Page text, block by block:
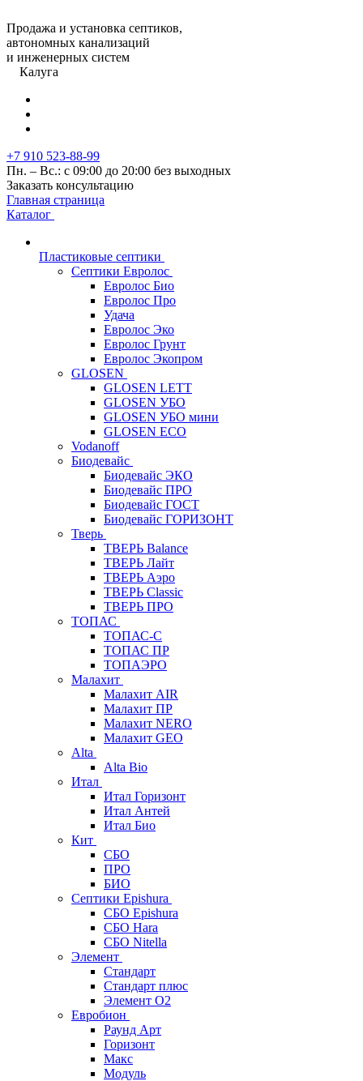
Продажа и установка септиков,
автономных канализаций
и инженерных систем
Калуга
+7 910 523-88-99
Пн. – Вс.: с 09:00 до 20:00 без выходных
Заказать консультацию
Главная страница
Каталог
Пластиковые септики
Септики Евролос
Евролос Био
Евролос Про
Удача
Евролос Эко
Евролос Грунт
Евролос Экопром
GLOSEN
GLOSEN LETT
GLOSEN УБО
GLOSEN УБО мини
GLOSEN ECO
Vodanoff
Биодевайс
Биодевайс ЭКО
Биодевайс ПРО
Биодевайс ГОСТ
Биодевайс ГОРИЗОНТ
Тверь
ТВЕРЬ Balance
ТВЕРЬ Лайт
ТВЕРЬ Аэро
ТВЕРЬ Classic
ТВЕРЬ ПРО
ТОПАС
ТОПАС-С
ТОПАС ПР
ТОПАЭРО
Малахит
Малахит AIR
Малахит ПР
Малахит NERO
Малахит GEO
Alta
Alta Bio
Итал
Итал Горизонт
Итал Антей
Итал Био
Кит
СБО
ПРО
БИО
Септики Epishura
СБО Epishura
СБО Hara
СБО Nitella
Элемент
Стандарт
Стандарт плюс
Элемент О2
Евробион
Раунд Арт
Горизонт
Макс
Модуль